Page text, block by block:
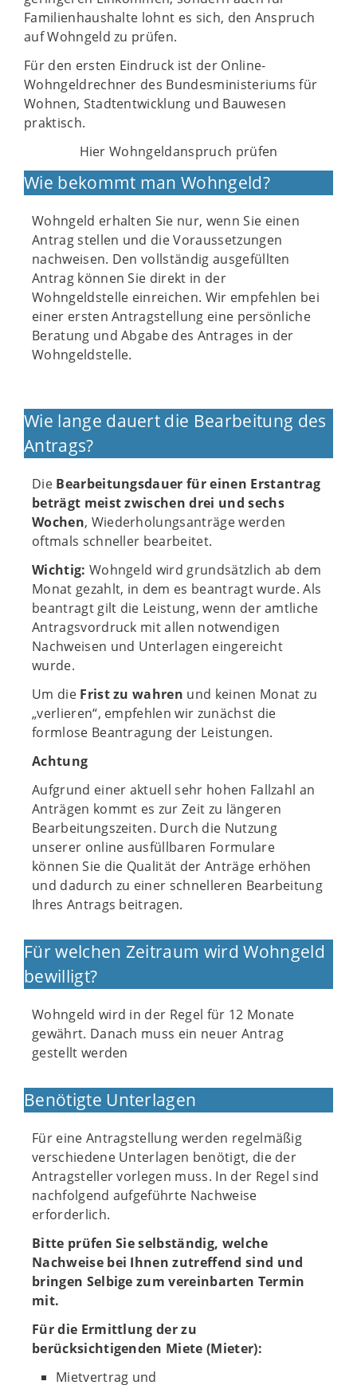
Familienhaushalte lohnt es sich, den Anspruch
auf Wohngeld zu prüfen.
Für den ersten Eindruck ist der Online-
Wohngeldrechner des Bundesministeriums für
Wohnen, Stadtentwicklung und Bauwesen
praktisch.
Hier Wohngeldanspruch prüfen
Wie bekommt man Wohngeld?
Wohngeld erhalten Sie nur, wenn Sie einen
Antrag stellen und die Voraussetzungen
nachweisen. Den vollständig ausgefüllten
Antrag können Sie direkt in der
Wohngeldstelle einreichen. Wir empfehlen bei
einer ersten Antragstellung eine persönliche
Beratung und Abgabe des Antrages in der
Wohngeldstelle.
Wie lange dauert die Bearbeitung des
Antrags?
Die Bearbeitungsdauer für einen Erstantrag
beträgt meist zwischen drei und sechs
Wochen, Wiederholungsanträge werden
oftmals schneller bearbeitet.
Wichtig: Wohngeld wird grundsätzlich ab dem
Monat gezahlt, in dem es beantragt wurde. Als
beantragt gilt die Leistung, wenn der amtliche
Antragsvordruck mit allen notwendigen
Nachweisen und Unterlagen eingereicht
wurde.
Um die Frist zu wahren und keinen Monat zu
„verlieren“, empfehlen wir zunächst die
formlose Beantragung der Leistungen.
Achtung
Aufgrund einer aktuell sehr hohen Fallzahl an
Anträgen kommt es zur Zeit zu längeren
Bearbeitungszeiten. Durch die Nutzung
unserer online ausfüllbaren Formulare
können Sie die Qualität der Anträge erhöhen
und dadurch zu einer schnelleren Bearbeitung
Ihres Antrags beitragen.
Für welchen Zeitraum wird Wohngeld
bewilligt?
Wohngeld wird in der Regel für 12 Monate
gewährt. Danach muss ein neuer Antrag
gestellt werden
Benötigte Unterlagen
Für eine Antragstellung werden regelmäßig
verschiedene Unterlagen benötigt, die der
Antragsteller vorlegen muss. In der Regel sind
nachfolgend aufgeführte Nachweise
erforderlich.
Bitte prüfen Sie selbständig, welche
Nachweise bei Ihnen zutreffend sind und
bringen Selbige zum vereinbarten Termin
mit.
Für die Ermittlung der zu
berücksichtigenden Miete (Mieter):
Mietvertrag und